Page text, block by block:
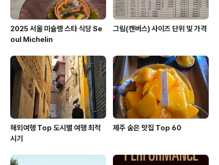
2025 서울 미슐랭 스타 식당 Se
oul Michelin
그림(캔버스) 사이즈 단위 및 가격
해외여행 Top 도시별 여행 최적
시기
제주 숨은 맛집 Top 60